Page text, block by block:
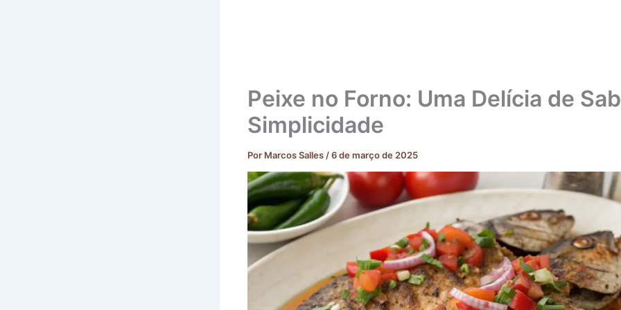
Peixe no Forno: Uma Delícia de
Simplicidade
Por Marcos Salles /6 de março de 2025